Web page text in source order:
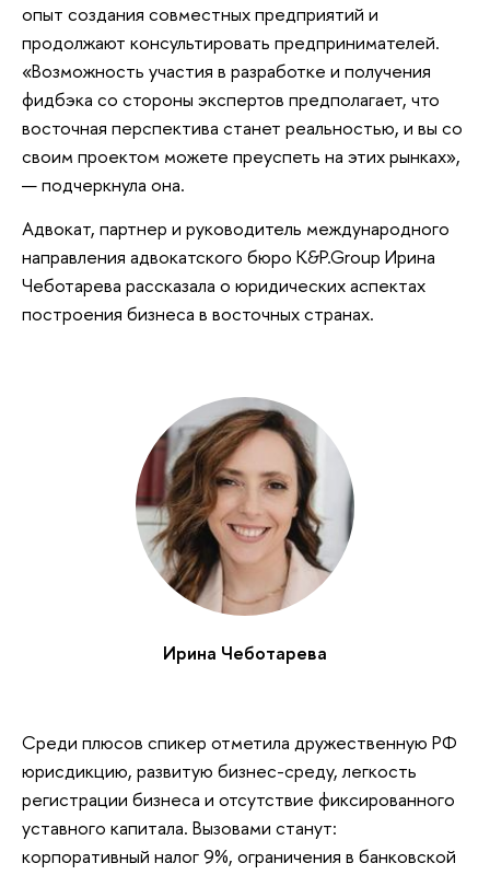
опыт создания совместных предприятий и
продолжают консультировать предпринимателей.
«Возможность участия в разработке и получения
фидбэка со стороны экспертов предполагает, что
восточная перспектива станет реальностью, и вы со
своим проектом можете преуспеть на этих рынках»,
— подчеркнула она.
Адвокат, партнер и руководитель международного
направления адвокатского бюро K&P.Group Ирина
Чеботарева рассказала о юридических аспектах
построения бизнеса в восточных странах.
Ирина Чеботарева
Среди плюсов спикер отметила дружественную РФ
юрисдикцию, развитую бизнес-среду, легкость
регистрации бизнеса и отсутствие фиксированного
уставного капитала. Вызовами станут:
корпоративный налог 9%, ограничения в банковской